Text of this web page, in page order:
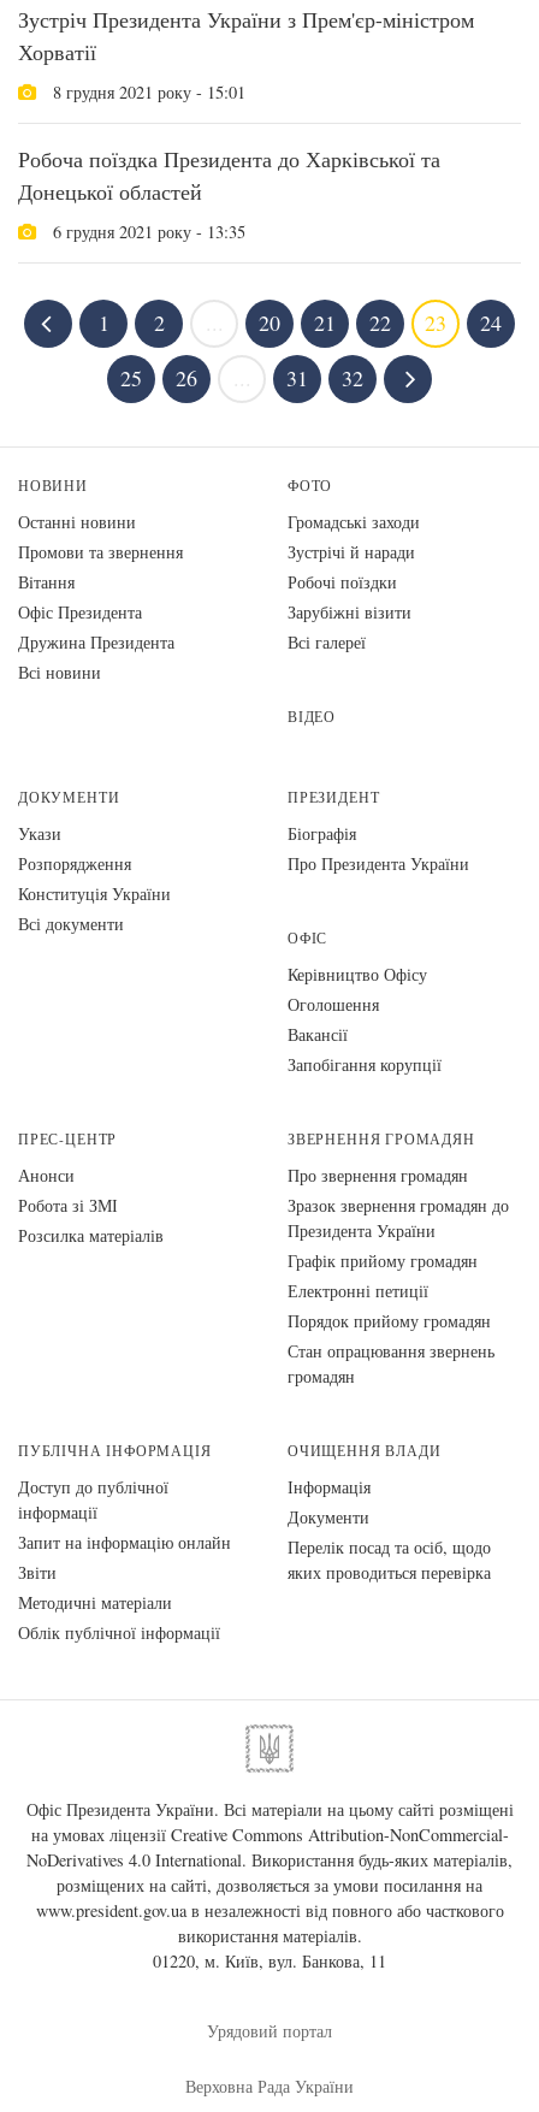
Зустріч Президента України з Прем'єр-міністром
Хорватії
8 грудня 2021 року - 15:01
Робоча поїздка Президента до Харківської та
Донецької областей
6 грудня 2021 року - 13:35
1 2 20 21 22 23
24
25
26 31 32
НОВИНИ
Останні новини
Промови та звернення
Вiтання
Офіс Президента
Дружина Президента
Всі новини
ФОТО
Громадські заходи
Зустрічі й наради
Робочі поїздки
Зарубіжні візити
Всі галереї
ВІДЕО
ДОКУМЕНТИ
Укази
Розпорядження
Конституція України
Всі документи
ПРЕЗИДЕНТ
Біографія
Про Президента України
ОФІС
Керівництво Офісу
Оголошення
Вакансії
Запобігання корупції
ПРЕС-ЦЕНТР
Анонси
Робота зі ЗМІ
Розсилка матеріалів
ЗВЕРНЕННЯ ГРОМАДЯН
Про звернення громадян
Зразок звернення громадян до
Президента України
Графік прийому громадян
Електронні петиції
Порядок прийому громадян
Стан опрацювання звернень
громадян
ПУБЛІЧНА ІНФОРМАЦІЯ
Доступ до публічної
інформації
Запит на інформацію онлайн
Звіти
Методичні матеріали
Облік публічної інформації
ОЧИЩЕННЯ ВЛАДИ
Інформація
Документи
Перелік посад та осіб, щодо
яких проводиться перевірка
Офіс Президента України. Всі матеріали на цьому сайті розміщені
на умовах ліцензії Creative Commons Attribution-NonCommercial-
NoDerivatives 4.0 International. Використання будь-яких матеріалів,
розміщених на сайті, дозволяється за умови посилання на
www.president.gov.uaв незалежності від повного або часткового
використання матеріалів.
01220, м. Київ, вул. Банкова, 11
Урядовий портал
Верховна Рада України